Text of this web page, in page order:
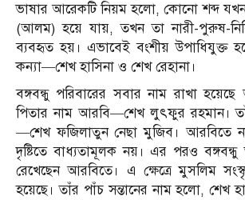
ভাষার আরেকটি নিয়ম হলো, কোনো শব্দ
(আলম) হয়ে যায়, তখন তা নারী-পুরুষ-
ব্যবহৃত হয়। এভাবেই বংশীয় উপাধিযুক্ত
কন্যা—শেখ হাসিনা ও শেখ রেহানা।
বঙ্গবন্ধু পরিবারের সবার নাম রাখা হয়েছে
পিতার নাম আরবি—শেখ লুৎফুর রহমান।
—শেখ ফজিলাতুন নেছা মুজিব। আরবিতে
দৃষ্টিতে বাধ্যতামূলক নয়। এর পরও বঙ্গবন্ধু
রেখেছেন আরবিতে। এ ক্ষেত্রে মুসলিম
হয়েছে। তাঁর পাঁচ সন্তানের নাম হলো, শেখ